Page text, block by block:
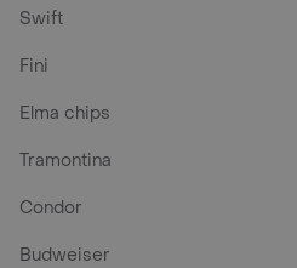
Swift
Fini
Elma chips
Tramontina
Condor
Budweiser